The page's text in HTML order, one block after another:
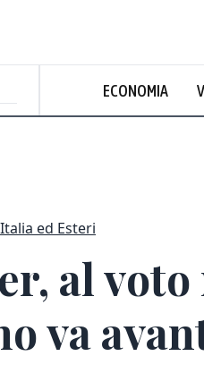
ECONOMIA
ed Esteri
al
va